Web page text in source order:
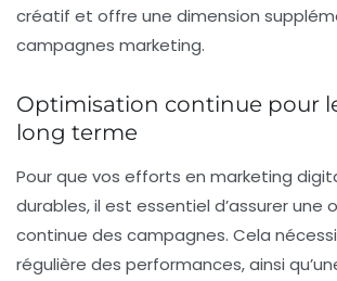
créatif et offre une dimension
campagnes marketing.
Optimisation continue pour
long terme
Pour que vos efforts en marketing
durables, il est essentiel d’assurer une
continue des campagnes. Cela
régulière des performances, ainsi